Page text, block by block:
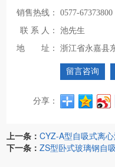
销售热线：
0577-67373800
联 系 人：
池先生
地 址：
浙江省永嘉县
留言咨询
分享：
上一条：CYZ-A型自吸式离
下一条：ZS型卧式玻璃钢自